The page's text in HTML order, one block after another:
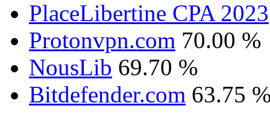
PlaceLibertine CPA 2023
Protonvpn.com 70.00 %
NousLib 69.70 %
Bitdefender.com 63.75